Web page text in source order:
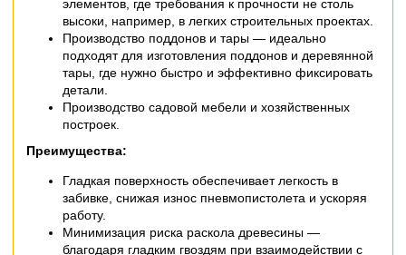
элементов, где требования к прочности не столь
высоки, например, в легких строительных проектах.
Производство поддонов и тары — идеально
подходят для изготовления поддонов и деревянной
тары, где нужно быстро и эффективно фиксировать
детали.
Производство садовой мебели и хозяйственных
построек.
Преимущества:
Гладкая поверхность обеспечивает легкость в
забивке, снижая износ пневмопистолета и ускоряя
работу.
Минимизация риска раскола древесины —
благодаря гладким гвоздям при взаимодействии с